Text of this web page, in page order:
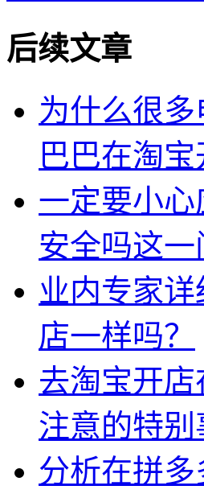
后续文章
为什么很
巴巴在淘宝
一定要小
安全吗这一
业内专家
店一样吗？
去淘宝开
注意的特别
分析在拼